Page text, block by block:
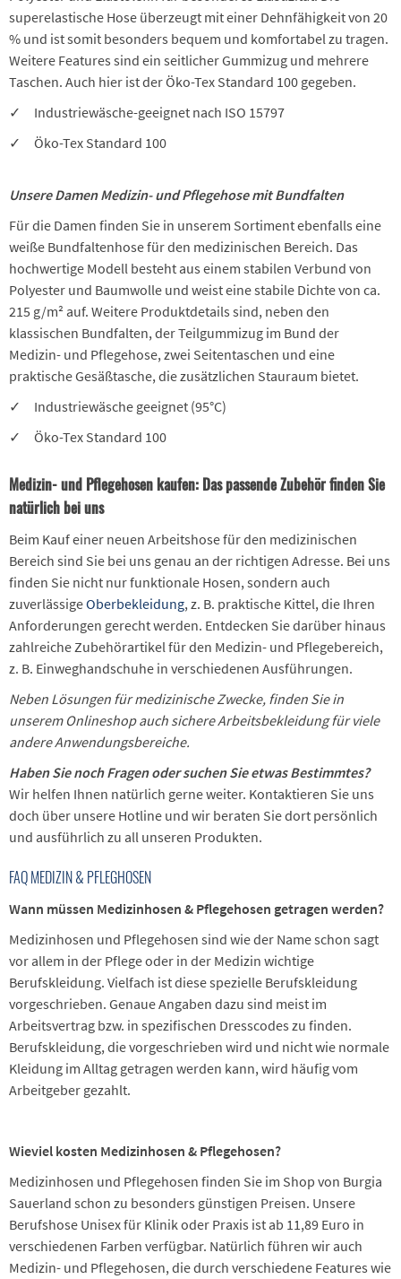
superelastische Hose überzeugt mit einer Dehnfähigkeit von 20
% und ist somit besonders bequem und komfortabel zu tragen.
Weitere Features sind ein seitlicher Gummizug und mehrere
Taschen. Auch hier ist der Öko-Tex Standard 100 gegeben.
✓ Industriewäsche-geeignet nach ISO 15797
✓ Öko-Tex Standard 100
Unsere Damen Medizin- und Pflegehose mit Bundfalten
Für die Damen finden Sie in unserem Sortiment ebenfalls eine
weiße Bundfaltenhose für den medizinischen Bereich. Das
hochwertige Modell besteht aus einem stabilen Verbund von
Polyester und Baumwolle und weist eine stabile Dichte von ca.
215 g/m² auf. Weitere Produktdetails sind, neben den
klassischen Bundfalten, der Teilgummizug im Bund der
Medizin- und Pflegehose, zwei Seitentaschen und eine
praktische Gesäßtasche, die zusätzlichen Stauraum bietet.
✓ Industriewäsche geeignet (95°C)
✓ Öko-Tex Standard 100
Medizin- und Pflegehosen kaufen: Das passende Zubehör finden Sie
natürlich bei uns
Beim Kauf einer neuen Arbeitshose für den medizinischen
Bereich sind Sie bei uns genau an der richtigen Adresse. Bei uns
finden Sie nicht nur funktionale Hosen, sondern auch
zuverlässigeOberbekleidung, z. B. praktische Kittel, die Ihren
Anforderungen gerecht werden. Entdecken Sie darüber hinaus
zahlreiche Zubehörartikel für den Medizin- und Pflegebereich,
z. B. Einweghandschuhe in verschiedenen Ausführungen.
Neben Lösungen für medizinische Zwecke, finden Sie in
unserem Onlineshop auch sichere Arbeitsbekleidung für viele
andere Anwendungsbereiche.
Haben Sie noch Fragen oder suchen Sie etwas Bestimmtes?
Wir helfen Ihnen natürlich gerne weiter. Kontaktieren Sie uns
doch über unsere Hotline und wir beraten Sie dort persönlich
und ausführlich zu all unseren Produkten.
FAQ MEDIZIN & PFLEGHOSEN
Wann müssen Medizinhosen & Pflegehosen getragen werden?
Medizinhosen und Pflegehosen sind wie der Name schon sagt
vor allem in der Pflege oder in der Medizin wichtige
Berufskleidung. Vielfach ist diese spezielle Berufskleidung
vorgeschrieben. Genaue Angaben dazu sind meist im
Arbeitsvertrag bzw. in spezifischen Dresscodes zu finden.
Berufskleidung, die vorgeschrieben wird und nicht wie normale
Kleidung im Alltag getragen werden kann, wird häufig vom
Arbeitgeber gezahlt.
Wieviel kosten Medizinhosen & Pflegehosen?
Medizinhosen und Pflegehosen finden Sie im Shop von Burgia
Sauerland schon zu besonders günstigen Preisen. Unsere
Berufshose Unisex für Klinik oder Praxis ist ab 11,89 Euro in
verschiedenen Farben verfügbar. Natürlich führen wir auch
Medizin- und Pflegehosen, die durch verschiedene Features wie